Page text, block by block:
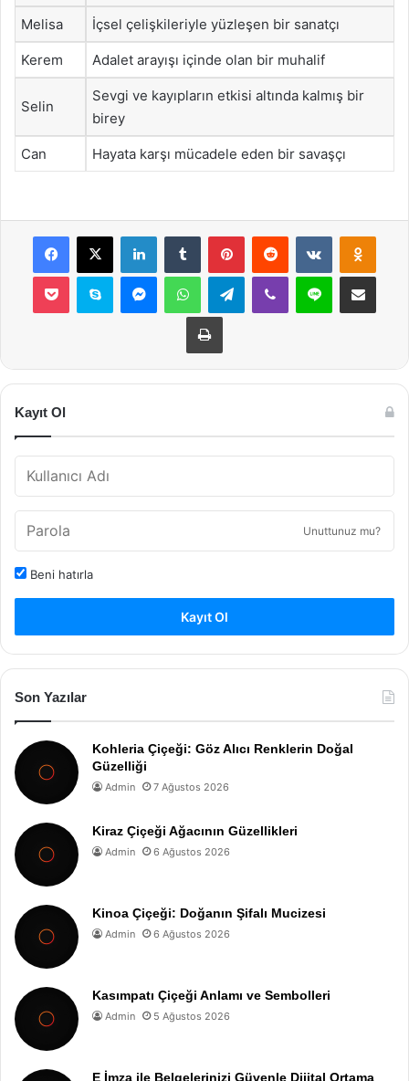
Melisa İçsel çelişkileriyle yüzleşen bir sanatçı
Kerem Adalet arayışı içinde olan bir muhalif
Selin
Sevgi ve kayıpların etkisi altında kalmış bir
birey
Can Hayata karşı mücadele eden bir savaşçı
Facebook
X LinkedInTumblr PinterestReddit VKontakte
Pocket Skype MessengerWhatsAppTelegramViber Line E-Posta ile
Yazdır
Kayıt Ol
Unuttunuz mu?
Beni hatırla
Kayıt Ol
Son Yazılar
Kohleria Çiçeği: Göz Alıcı Renklerin Doğal
Güzelliği
Admin 7 Ağustos 2026
Kiraz Çiçeği Ağacının Güzellikleri
Admin 6 Ağustos 2026
Kinoa Çiçeği: Doğanın Şifalı Mucizesi
Admin 6 Ağustos 2026
Kasımpatı Çiçeği Anlamı ve Sembolleri
Admin 5 Ağustos 2026
E İmza ile Belgelerinizi Güvenle Dijital Ortama